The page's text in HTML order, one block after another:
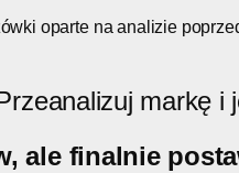
oparte na analizie
markę i
ale finalnie